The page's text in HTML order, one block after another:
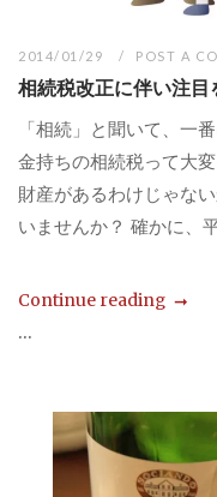
2014/01/29 POST A
相続税改正に伴い注
「相続」と聞いて、一
金持ちの相続税って大
財産があるわけじゃな
いませんか？ 確かに、
Continue reading
...